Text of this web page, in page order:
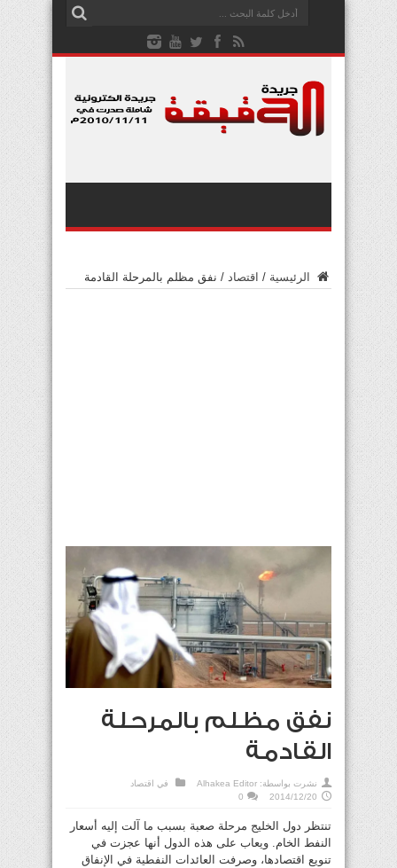
الرئيسية / اقتصاد / نفق مظلم بالمرحلة القادمة
نفق مظلم بالمرحلة
القادمة
نشرت بواسطة: Alhakea Editor في اقتصاد
2014/12/20
0
تنتظر دول الخليج مرحلة صعبة بسبب ما آلت إليه أسعار
النفط الخام. ويعاب على هذه الدول أنها عجزت في
تنويع اقتصادها، وصرفت العائدات النفطية في الإنفاق